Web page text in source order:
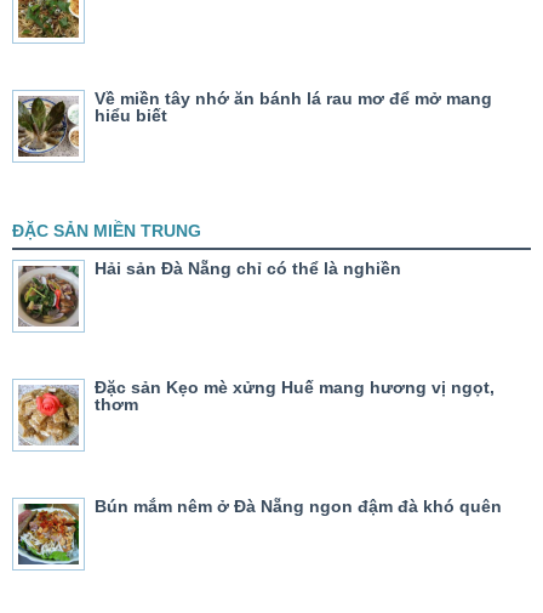
Về miền tây nhớ ăn bánh lá rau mơ để mở mang
hiểu biết
ĐẶC SẢN MIỀN TRUNG
Hải sản Đà Nẵng chỉ có thể là nghiền
Đặc sản Kẹo mè xửng Huế mang hương vị ngọt,
thơm
Bún mắm nêm ở Đà Nẵng ngon đậm đà khó quên